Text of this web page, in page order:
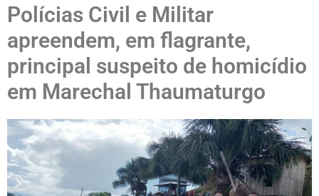
Polícias Civil e Militar
apreendem, em flagrante,
principal suspeito de homicídio
em Marechal Thaumaturgo